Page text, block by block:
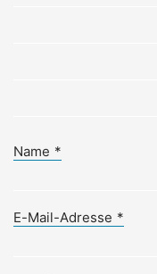
Name *
E-Mail-Adresse *